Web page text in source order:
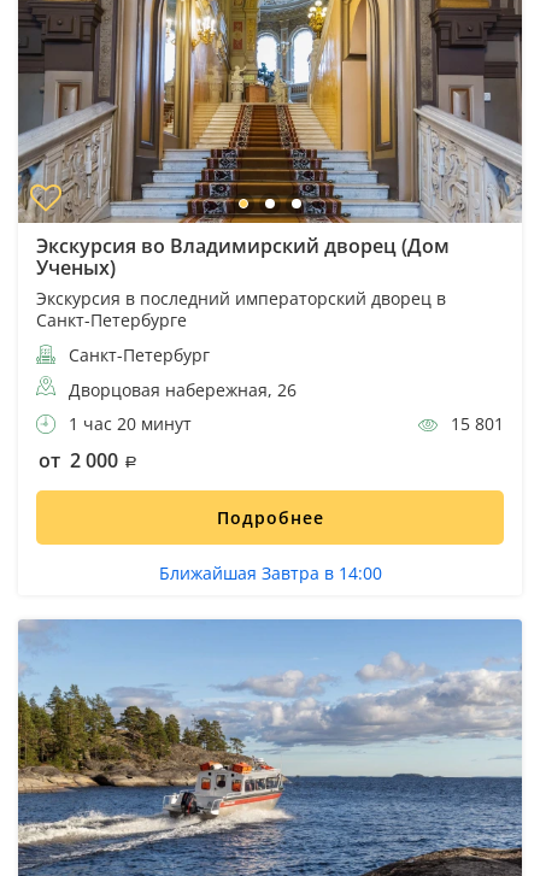
Экскурсия во Владимирский дворец (Дом
Ученых)
Экскурсия в последний императорский дворец в
Санкт-Петербурге
Санкт-Петербург
Дворцовая набережная, 26
1 час 20 минут
15 801
от 2 000
Подробнее
Ближайшая Завтра в 14:00